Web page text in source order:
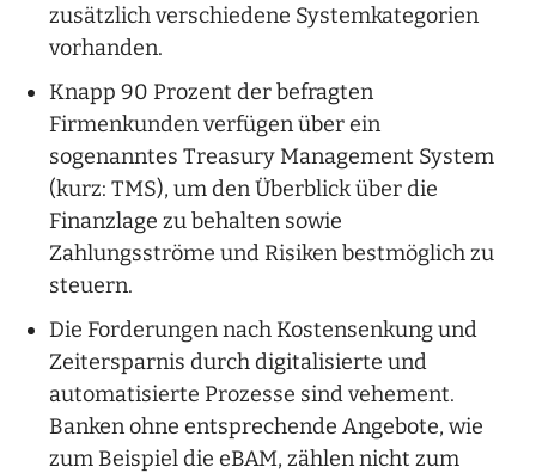
zusätzlich verschiedene Systemkategorien
vorhanden.
Knapp 90 Prozent der befragten
Firmenkunden verfügen über ein
sogenanntes Treasury Management System
(kurz: TMS), um den Überblick über die
Finanzlage zu behalten sowie
Zahlungsströme und Risiken bestmöglich zu
steuern.
Die Forderungen nach Kostensenkung und
Zeitersparnis durch digitalisierte und
automatisierte Prozesse sind vehement.
Banken ohne entsprechende Angebote, wie
zum Beispiel die eBAM, zählen nicht zum